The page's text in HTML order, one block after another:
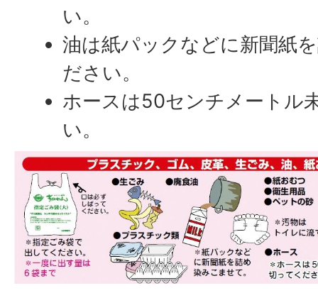
い。
油は紙パックなどに新聞紙
ださい。
ホースは50センチメートル
い。